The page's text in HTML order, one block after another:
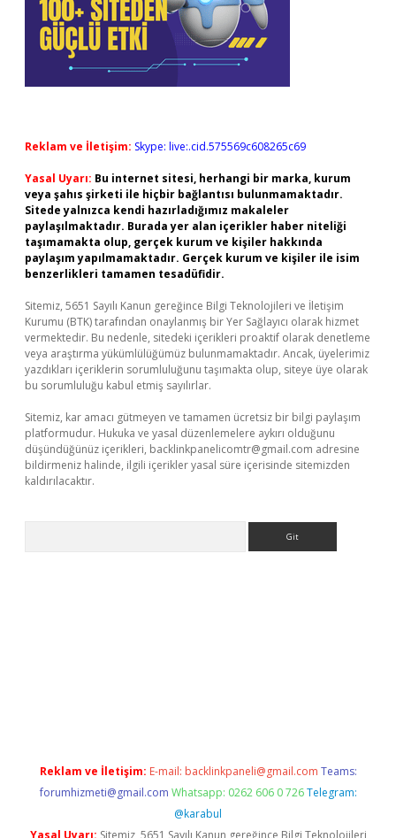
Reklam ve İletişim: Skype: live:.cid.575569c608265c69
Yasal Uyarı: Bu internet sitesi, herhangi bir marka, kurum
veya şahıs şirketi ile hiçbir bağlantısı bulunmamaktadır.
Sitede yalnızca kendi hazırladığımız makaleler
paylaşılmaktadır. Burada yer alan içerikler haber niteliği
taşımamakta olup, gerçek kurum ve kişiler hakkında
paylaşım yapılmamaktadır. Gerçek kurum ve kişiler ile isim
benzerlikleri tamamen tesadüfidir.
Sitemiz, 5651 Sayılı Kanun gereğince Bilgi Teknolojileri ve İletişim
Kurumu (BTK) tarafından onaylanmış bir Yer Sağlayıcı olarak hizmet
vermektedir. Bu nedenle, sitedeki içerikleri proaktif olarak denetleme
veya araştırma yükümlülüğümüz bulunmamaktadır. Ancak, üyelerimiz
yazdıkları içeriklerin sorumluluğunu taşımakta olup, siteye üye olarak
bu sorumluluğu kabul etmiş sayılırlar.
Sitemiz, kar amacı gütmeyen ve tamamen ücretsiz bir bilgi paylaşım
platformudur. Hukuka ve yasal düzenlemelere aykırı olduğunu
düşündüğünüz içerikleri, backlinkpanelicomtr@gmail.com adresine
bildirmeniz halinde, ilgili içerikler yasal süre içerisinde sitemizden
kaldırılacaktır.
Reklam ve İletişim: E-mail: backlinkpaneli@gmail.com Teams:
forumhizmeti@gmail.com Whatsapp: 0262 606 0 726 Telegram:
@karabul
Yasal Uyarı: Sitemiz, 5651 Sayılı Kanun gereğince Bilgi Teknolojileri